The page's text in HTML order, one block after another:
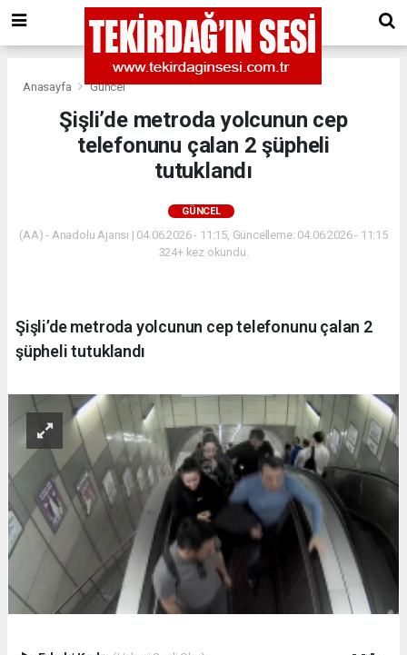
Anasayfa Güncel
Şişli’de metroda yolcunun cep
telefonunu çalan 2 şüpheli
tutuklandı
GÜNCEL
(AA) - Anadolu Ajansı | 04.06.2026 - 11:15, Güncelleme: 04.06.2026 - 11:15
324+ kez okundu.
Şişli’de metroda yolcunun cep telefonunu çalan 2
şüpheli tutuklandı